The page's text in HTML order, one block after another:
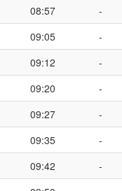
08:57 -
09:05 -
09:12 -
09:20 -
09:27 -
09:35 -
09:42 -